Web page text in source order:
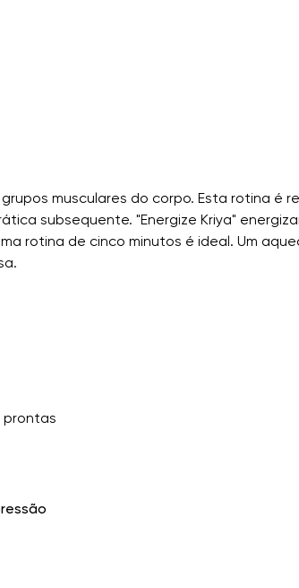
musculares do corpo. Esta rotina é
subsequente. "Energize Kriya"
rotina de cinco minutos é ideal. Um
prontas